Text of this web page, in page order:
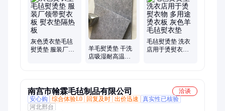
毛毡带、毛毡制品、化纤毡、纤维毡、吸音棉、隔音毡、围油
锁、围油栏
灰色烫衣垫毛毡
熨烫垫 服装厂领
羊毛熨烫垫 干洗
店吸湿耐高温熨
毛毡熨烫垫 洗衣
店用于烫熨衣物
南宫市翰霖毛毡制品有限公司
洽谈
安心购
综合体验L0 回复及时 出价迅速
真实性已核验
河北邢台